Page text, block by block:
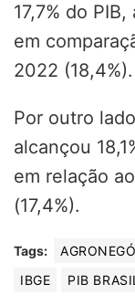
17,7% do
em
2022 (18,4%).
Por outro
alcançou
em relação
(17,4%).
Tags:
IBGE
PIB